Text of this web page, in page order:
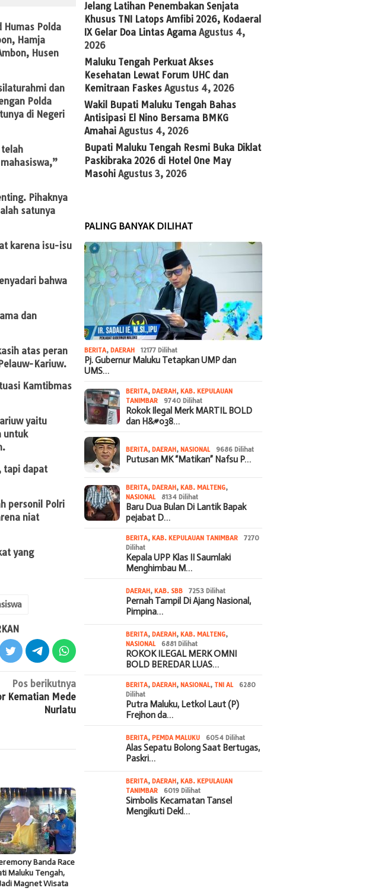
Humas Polda
Hamja
Husen
dan
Polda
di Negeri
telah
Pihaknya
satunya
karena isu-isu
bahwa
dan
atas peran
Kariuw.
Kamtibmas
yaitu
untuk
tapi dapat
personil Polri
niat
yang
Pos berikutnya
Kematian Mede
Nurlatu
Banda Race
Maluku Tengah,
Magnet Wisata
Jelang Latihan Penembakan Senjata
Khusus TNI Latops Amfibi 2026, Kodaeral
IX Gelar Doa Lintas Agama Agustus 4,
2026
Maluku Tengah Perkuat Akses
Kesehatan Lewat Forum UHC dan
Kemitraan Faskes Agustus 4, 2026
Wakil Bupati Maluku Tengah Bahas
Antisipasi El Nino Bersama BMKG
Amahai Agustus 4, 2026
Bupati Maluku Tengah Resmi Buka Diklat
Paskibraka 2026 di Hotel One May
Masohi Agustus 3, 2026
PALING BANYAK DILIHAT
BERITA,DAERAH 12177 Dilihat
Pj. Gubernur Maluku Tetapkan UMP dan
UMS…
BERITA,DAERAH,KAB. KEPULAUAN
TANIMBAR
9740 Dilihat
Rokok Ilegal Merk MARTIL BOLD
dan H&#038…
BERITA,DAERAH,NASIONAL 9686 Dilihat
Putusan MK “Matikan” Nafsu P…
BERITA,DAERAH,KAB. MALTENG,
NASIONAL
8134 Dilihat
Baru Dua Bulan Di Lantik Bapak
pejabat D…
BERITA,KAB. KEPULAUAN TANIMBAR
7270
Dilihat
Kepala UPP Klas II Saumlaki
Menghimbau M…
DAERAH,KAB. SBB 7253 Dilihat
Pernah Tampil Di Ajang Nasional,
Pimpina…
BERITA,DAERAH,KAB. MALTENG,
NASIONAL
6881 Dilihat
ROKOK ILEGAL MERK OMNI
BOLD BEREDAR LUAS…
BERITA,DAERAH,NASIONAL, TNI AL
6280
Dilihat
Putra Maluku, Letkol Laut (P)
Frejhon da…
BERITA,PEMDA MALUKU 6054 Dilihat
Alas Sepatu Bolong Saat Bertugas,
Paskri…
BERITA,DAERAH,KAB. KEPULAUAN
TANIMBAR
6019 Dilihat
Simbolis Kecamatan Tansel
Mengikuti Dekl…